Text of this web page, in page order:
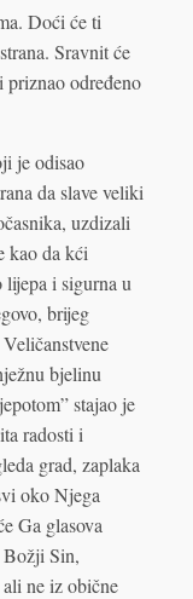
Doći će ti
Sravnit će
priznao određeno
je odisao
da slave veliki
uzdizali
kao da kći
i sigurna u
brijeg
bjelinu
stajao je
radosti i
grad, zaplaka
oko Njega
Ga glasova
Božji Sin,
ne iz obične